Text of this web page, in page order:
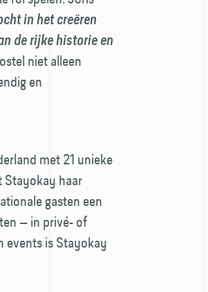
in het creëren
de rijke historie en
niet alleen
en
met 21 unieke
Stayokay haar
gasten een
— in privé- of
events is Stayokay